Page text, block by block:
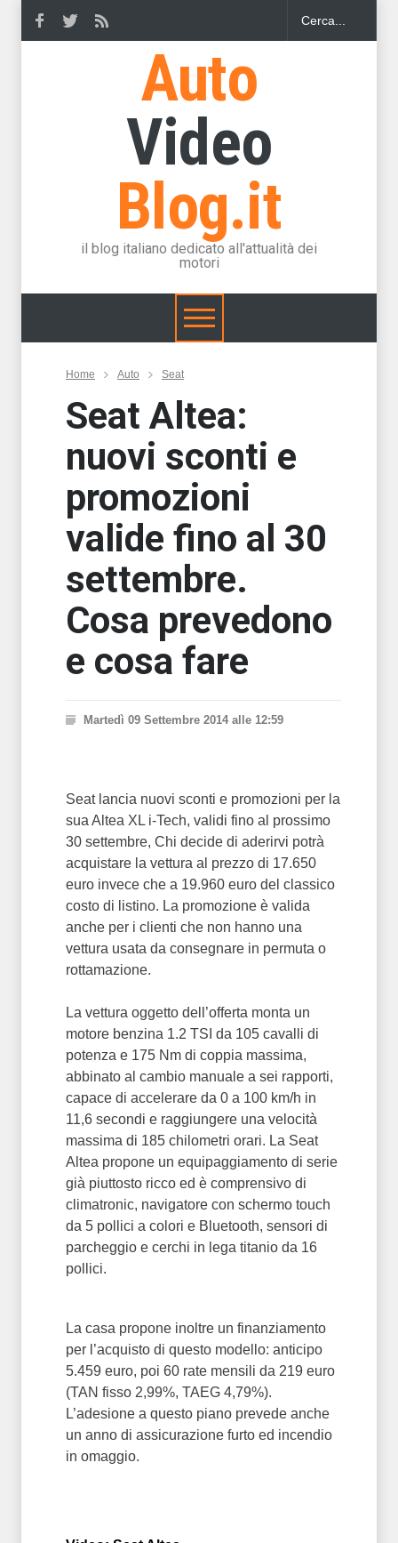
Auto
Video
Blog.it
il blog italiano dedicato all'attualità dei
motori
Home Auto Seat
Seat Altea:
nuovi sconti e
promozioni
valide fino al 30
settembre.
Cosa prevedono
e cosa fare
Martedì 09 Settembre 2014 alle 12:59
Seat lancia nuovi sconti e promozioni per la
sua Altea XL i-Tech, validi fino al prossimo
30 settembre, Chi decide di aderirvi potrà
acquistare la vettura al prezzo di 17.650
euro invece che a 19.960 euro del classico
costo di listino. La promozione è valida
anche per i clienti che non hanno una
vettura usata da consegnare in permuta o
rottamazione.
La vettura oggetto dell’offerta monta un
motore benzina 1.2 TSI da 105 cavalli di
potenza e 175 Nm di coppia massima,
abbinato al cambio manuale a sei rapporti,
capace di accelerare da 0 a 100 km/h in
11,6 secondi e raggiungere una velocità
massima di 185 chilometri orari. La Seat
Altea propone un equipaggiamento di serie
già piuttosto ricco ed è comprensivo di
climatronic, navigatore con schermo touch
da 5 pollici a colori e Bluetooth, sensori di
parcheggio e cerchi in lega titanio da 16
pollici.
La casa propone inoltre un finanziamento
per l’acquisto di questo modello: anticipo
5.459 euro, poi 60 rate mensili da 219 euro
(TAN fisso 2,99%, TAEG 4,79%).
L’adesione a questo piano prevede anche
un anno di assicurazione furto ed incendio
in omaggio.